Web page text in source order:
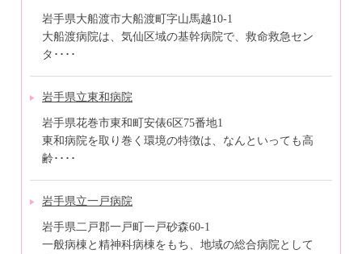
岩手県大船渡市大船渡町字山馬越10-1
大船渡病院は、気仙区域の基幹病院で、救命救急セン
タ････
岩手県立東和病院
岩手県花巻市東和町安俵6区75番地1
東和病院を取り巻く環境の特徴は、なんといっても高
齢････
岩手県立一戸病院
岩手県二戸郡一戸町一戸砂森60-1
一般病棟と精神科病棟をもち、地域の総合病院として